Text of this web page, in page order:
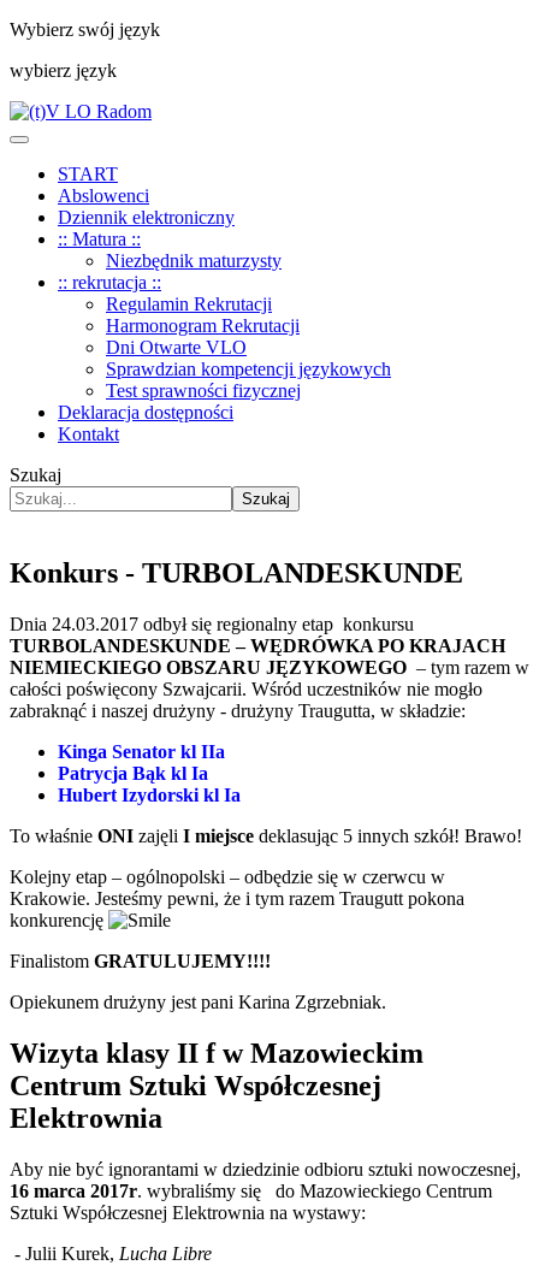
Wybierz swój język
wybierz język
START
Abslowenci
Dziennik elektroniczny
:: Matura ::
Niezbędnik maturzysty
:: rekrutacja ::
Regulamin Rekrutacji
Harmonogram Rekrutacji
Dni Otwarte VLO
Sprawdzian kompetencji językowych
Test sprawności fizycznej
Deklaracja dostępności
Kontakt
Szukaj
Szukaj
Konkurs - TURBOLANDESKUNDE
Dnia 24.03.2017 odbył się regionalny etap konkursu
TURBOLANDESKUNDE – WĘDRÓWKA PO KRAJACH
NIEMIECKIEGO OBSZARU JĘZYKOWEGO – tym razem w
całości poświęcony Szwajcarii. Wśród uczestników nie mogło
zabraknąć i naszej drużyny - drużyny Traugutta, w składzie:
Kinga Senator kl IIa
Patrycja Bąk kl Ia
Hubert Izydorski kl Ia
To właśnie ONI zajęli I miejsce deklasując 5 innych szkół! Brawo!
Kolejny etap – ogólnopolski – odbędzie się w czerwcu w
Krakowie. Jesteśmy pewni, że i tym razem Traugutt pokona
konkurencję
Finalistom GRATULUJEMY!!!!
Opiekunem drużyny jest pani Karina Zgrzebniak.
Wizyta klasy II f w Mazowieckim
Centrum Sztuki Współczesnej
Elektrownia
Aby nie być ignorantami w dziedzinie odbioru sztuki nowoczesnej,
16 marca 2017r. wybraliśmy się do Mazowieckiego Centrum
Sztuki Współczesnej Elektrownia na wystawy:
- Julii Kurek, Lucha Libre